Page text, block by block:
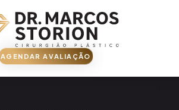
AGENDAR AVALIAÇÃO